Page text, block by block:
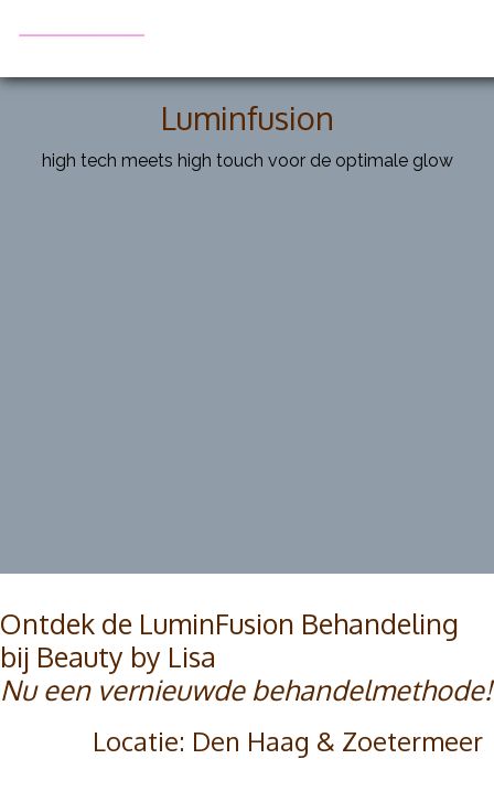
Luminfusion
high tech meets high touch voor de optimale glow
Ontdek de LuminFusion Behandeling
bij Beauty by Lisa
Nu een vernieuwde behandelmethode!
Locatie: Den Haag & Zoetermeer